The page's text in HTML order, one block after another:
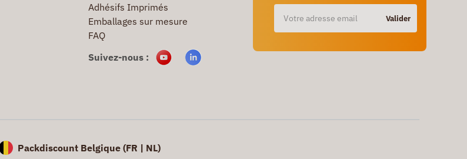
Valider
Adhésifs Imprimés
Emballages sur mesure
FAQ
Suivez-nous :
Packdiscount Belgique (FR | NL)